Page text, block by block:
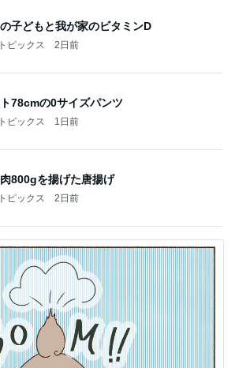
子どもと我が家のビタミンD
ピックス 2日前
78cmの0サイズパンツ
ピックス 1日前
800gを揚げた唐揚げ
ピックス 2日前